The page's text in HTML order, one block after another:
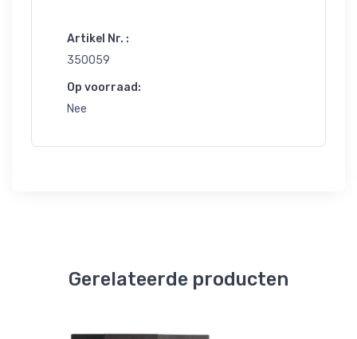
Artikel Nr. :
350059
Op voorraad:
Nee
Gerelateerde producten